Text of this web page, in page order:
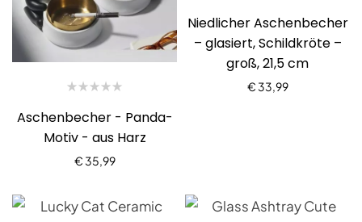
Aschenbecher - Panda-
Motiv - aus Harz
€ 35,99
Niedlicher Aschenbecher
– glasiert, Schildkröte –
groß, 21,5 cm
€ 33,99